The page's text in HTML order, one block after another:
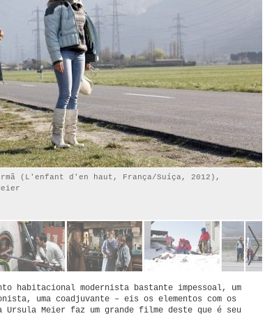
(L'enfant d'en haut, França/Suíça, 2012),
habitacional modernista bastante impessoal, um
uma coadjuvante – eis os elementos com os
Meier faz um grande filme deste que é seu